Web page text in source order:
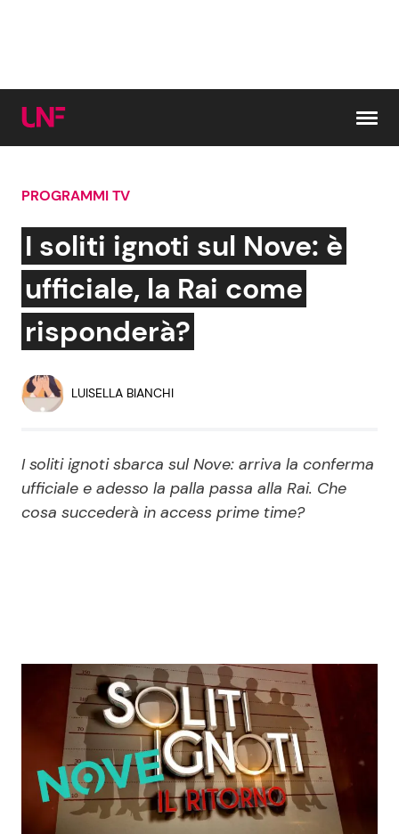
Cerca:
News e Cronaca
Attualità Italiana
Economia
Persone Scomparse
Politica
Gossip e TV
Bellezze VIP
Programmi TV
Reality e Talent
News Cinema
News Musica
News Spettacolo
News dal mondo
PROGRAMMI TV
I soliti ignoti sul Nove: è
ufficiale, la Rai come
risponderà?
LUISELLA BIANCHI
I soliti ignoti sbarca sul Nove: arriva la conferma
ufficiale e adesso la palla passa alla Rai. Che
cosa succederà in access prime time?